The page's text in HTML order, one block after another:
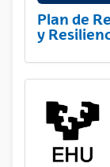
Plan de
y